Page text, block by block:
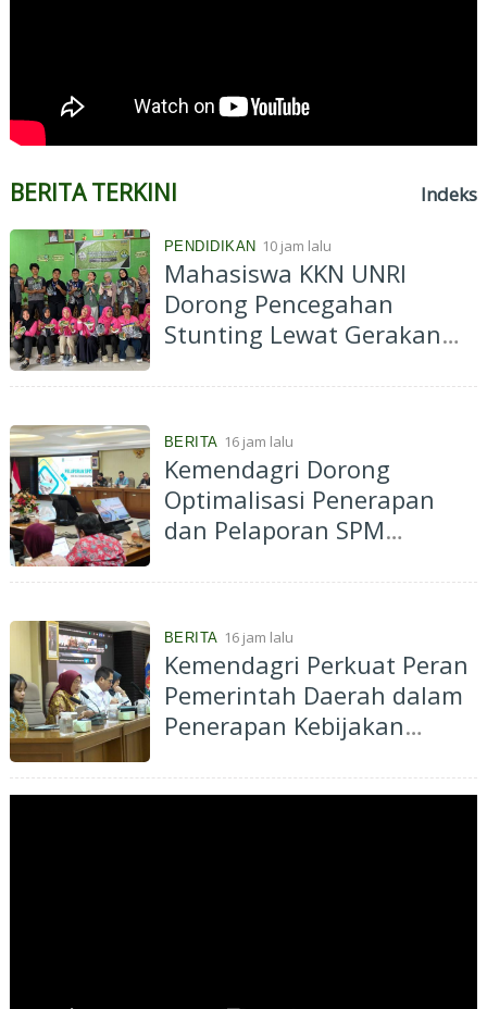
BERITA TERKINI Indeks
PENDIDIKAN 10 jam lalu
Mahasiswa KKN UNRI
Dorong Pencegahan
Stunting Lewat Gerakan
Kelawat
BERITA 16 jam lalu
Kemendagri Dorong
Optimalisasi Penerapan
dan Pelaporan SPM
Selatan Tahun 2026
BERITA 16 jam lalu
Kemendagri Perkuat Peran
Pemerintah Daerah dalam
Penerapan Kebijakan
Transmigrasi